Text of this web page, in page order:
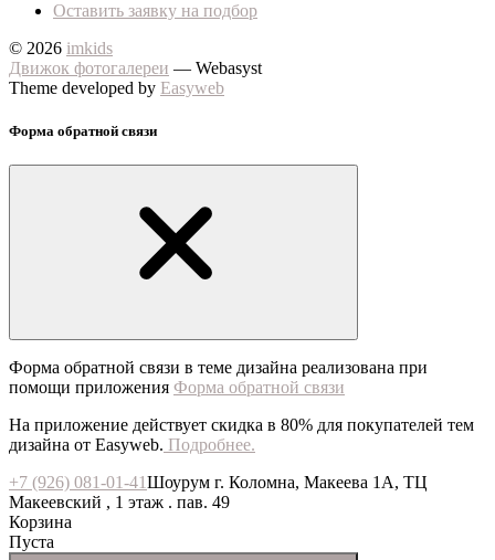
Оставить заявку на подбор
© 2026 imkids
Движок фотогалереи — Webasyst
Theme developed by Easyweb
Форма обратной связи
Форма обратной связи в теме дизайна реализована при
помощи приложения Форма обратной связи
На приложение действует скидка в 80% для покупателей тем
дизайна от Easyweb. Подробнее.
+7 (926) 081-01-41Шоурум г. Коломна, Макеева 1А, ТЦ
Макеевский , 1 этаж . пав. 49
Корзина
Пуста